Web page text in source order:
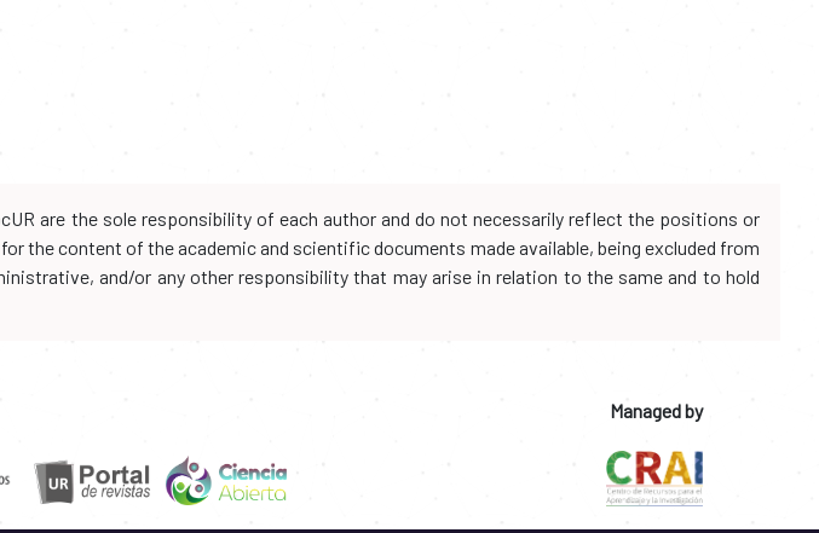
are the sole responsibility of each author and do not necessarily reflect the positions or
the content of the academic and scientific documents made available, being excluded from
and/or any other responsibility that may arise in relation to the same and to hold
Managed by